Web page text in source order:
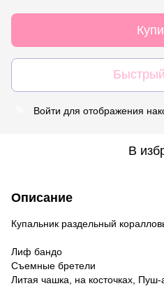
Войти для отображения
В
Описание
Купальник раздельный
Лиф бандо
Съемные бретели
Литая чашка, на косточках, Пуш-